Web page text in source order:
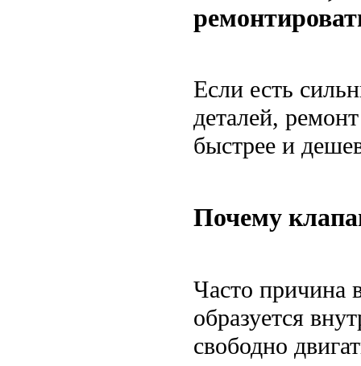
Если есть
деталей,
быстрее и
Почему
Часто причина
образуется
свободно